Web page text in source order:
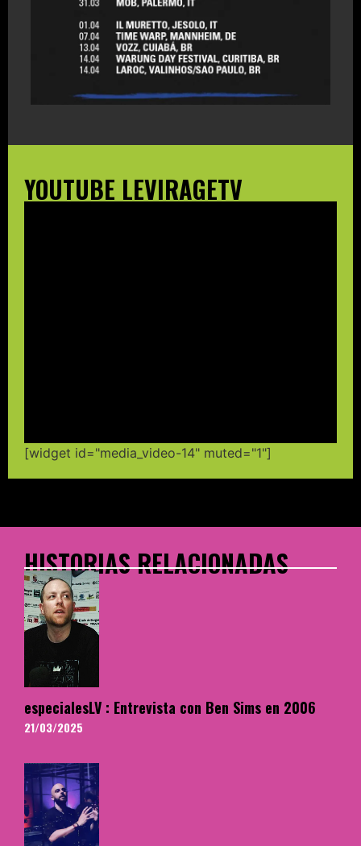
YOUTUBE LEVIRAGETV
[widget id="media_video-14" muted="1"]
HISTORIAS RELACIONADAS
especialesLV : Entrevista con Ben Sims en 2006
21/03/2025